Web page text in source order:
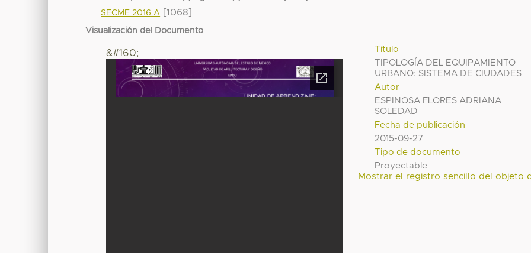
SECME 2016 A [1068]
Visualización del Documento
Título
TIPOLOGÍA DEL EQUIPAMIENTO
URBANO: SISTEMA DE CIUDADES
Autor
ESPINOSA FLORES ADRIANA
SOLEDAD
Fecha de publicación
2015-09-27
Tipo de documento
Proyectable
&#160;
Mostrar el registro sencillo del objeto